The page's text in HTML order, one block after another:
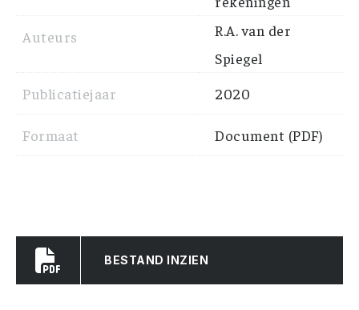
Auteurs
R.A. van der
Spiegel
Publicatiejaar
2020
Formaat Document (PDF)
BESTAND INZIEN